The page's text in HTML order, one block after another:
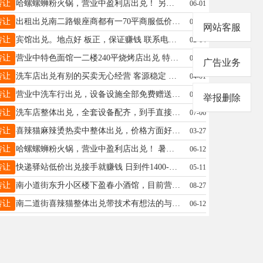
让 哈螺螺蛳粉火锅，营业中盈利店出兑！ 另有生意忙不过来，整体打包转，设备技术全带，接手就干，可看流水，赚钱不用等，电话☎：13904555343 06-01
让 出租出兑南二路银座商都有一70平商服低价空屋出兑6万左右就能开店18614544350 07-04
让 宾馆出兑。地点好 板正，保证赚钱 联系电话18846592777 02-14
让 营业中特色面馆一二楼240平烧烤店出兑 特色面馆 包教技术 位置好 门脸大 外面能摆大排档 接手就营业 一分钱不用添 有意向的老板打电话咨询 15145720345 06-04
让 洗车店出兑有别的买卖无心经营 客源稳定 设备齐全 13144557362 04-01
让 营业中洗车行出兑，设备设施全部免费赠送，电话15245516622 07-28
让 洗车店整体出兑，全套设备配齐，到手直接开店 经营，11个月房租，有意者详谈。电话 17504558221 07-06
让 喜辣猫麻辣烫热卖中整体出兑，价格方面好协商，有意者请联系18167319885 03-27
让 哈螺螺蛳粉火锅，营业中盈利店出兑！ 暑假将要来临，另有生意忙不过来，房租剩3个月整体打包5万5转，设备技术全带，接手就干，可看流水，赚钱不用等，电话☎：13904555343 06-12
让 快递驿站低价出兑接手就赚钱 日到件1400-1500每月有稳定收入16000+诚心想干17504553424价格面议 05-11
让 南小道街东升小区楼下盈春小酒馆，目前营业中现整体出兑，餐饮设备齐全，有意者电话18346457370，非诚勿扰！ 08-27
让 南二道街喜辣猫整体出兑带技术有想法的与我联系，18167319885 06-12
网站客服
广告业务
举报删除